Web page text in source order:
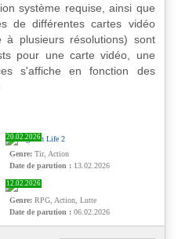
système requise, ainsi que
de différentes cartes vidéo
à plusieurs résolutions) sont
pour une carte vidéo, une
s'affiche en fonction des
Genre:Tir, Action
Date de parution :13.02.2026
20.02.2026
Genre:RPG, Action, Lutte
Date de parution :06.02.2026
12.02.2026